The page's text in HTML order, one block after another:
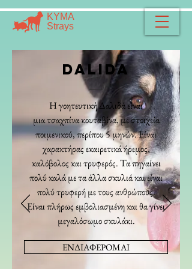
​​ΚΥΜΑ
​Strays
dalida
Η γοητευτική Δαλιδά είναι
μια τσαχπίνα κουταβίνα, με στοιχεία
ποιμενικού, περίπου 5 μηνών.Είναι
χαρακτήρας εκαιρετικά ήρεμος,
καλόβολος και τρυφερός. Τα πηγαίνει
πολύ καλά με τα άλλα σκυλιά και είναι
πολύ τρυφερή με τους ανθρώπους.
Είναι πλήρως εμβολιασμένη και θα γίνει
μεγαλόσωμο σκυλάκι.
ΕΝΔΙΑΦΕΡΟΜΑΙ